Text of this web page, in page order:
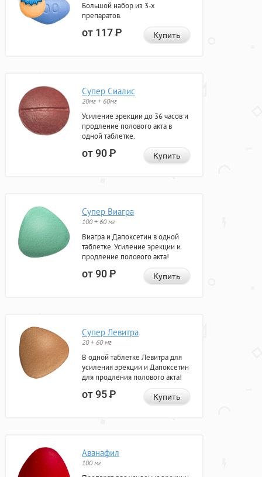
Большой набор из 3-х
препаратов.
от 117Р Купить
Супер Сиалис
20мг + 60мг
Усиление эрекции до 36 часов и
продление полового акта в
одной таблетке.
от 90Р Купить
Супер Виагра
100 + 60 мг
Виагра и Дапоксетин в одной
таблетке. Усиление эрекции и
продление полового акта!
от 90Р Купить
Супер Левитра
20 + 60 мг
В одной таблетке Левитра для
усиления эрекции и Дапоксетин
для продления полового акта!
от 95Р Купить
Аванафил
100 мг